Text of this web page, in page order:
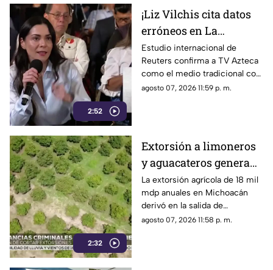
2:52
¡Liz Vilchis cita datos
erróneos en La
Mañanera: Estudio de
Reuters confirma
liderazgo de TV Azteca
en alcance y
Estudio internacional de
Reuters confirma a TV Azteca
como el medio tradicional con
mayor alcance y credibilidad
agosto 07, 2026 11:59 p. m.
2:32
Extorsión a limoneros
y aguacateros genera
pérdidas de 18 mil mdp
en Michoacán
La extorsión agrícola de 18 mil
mdp anuales en Michoacán
derivó en la salida de
inspectores de EE. UU.,
agosto 07, 2026 11:58 p. m.